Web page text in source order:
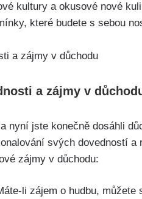
kultury a okusové nové
které budete s sebou
a zájmy v
nyní jste konečně dosáhli
svých dovedností
zájmy v důchodu:
li zájem o hudbu,